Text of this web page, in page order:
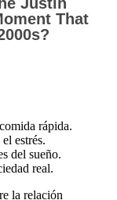
rápida.
estrés.
del sueño.
real.